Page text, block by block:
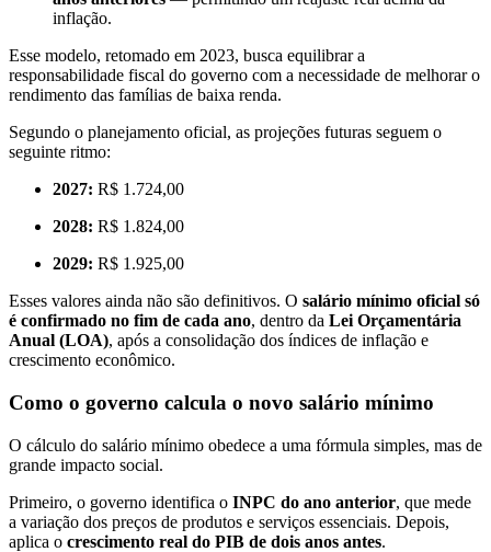
inflação.
Esse modelo, retomado em 2023, busca equilibrar a
responsabilidade fiscal do governo com a necessidade de melhorar o
rendimento das famílias de baixa renda.
Segundo o planejamento oficial, as projeções futuras seguem o
seguinte ritmo:
2027: R$ 1.724,00
2028: R$ 1.824,00
2029: R$ 1.925,00
Esses valores ainda não são definitivos. O salário mínimo oficial só
é confirmado no fim de cada ano, dentro da Lei Orçamentária
Anual (LOA), após a consolidação dos índices de inflação e
crescimento econômico.
Como o governo calcula o novo salário mínimo
O cálculo do salário mínimo obedece a uma fórmula simples, mas de
grande impacto social.
Primeiro, o governo identifica o INPC do ano anterior, que mede
a variação dos preços de produtos e serviços essenciais. Depois,
aplica o crescimento real do PIB de dois anos antes.